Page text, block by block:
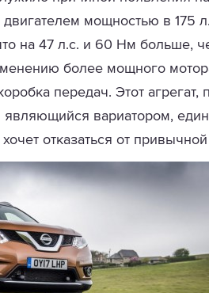
мощностью в 175
на 47 л.с. и 60 Нм больше,
более мощного
передач. Этот
являющийся вариатором,
отказаться от